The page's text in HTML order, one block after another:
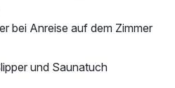
bei Anreise auf dem Zimmer
und Saunatuch